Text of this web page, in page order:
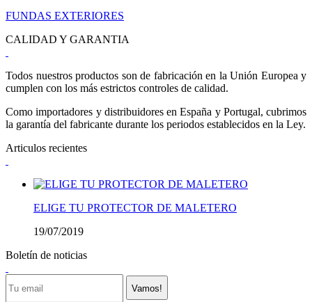
FUNDAS EXTERIORES
CALIDAD Y GARANTIA
Todos nuestros productos son de fabricación en la Unión Europea y
cumplen con los más estrictos controles de calidad.
Como importadores y distribuidores en España y Portugal, cubrimos
la garantía del fabricante durante los periodos establecidos en la Ley.
Articulos recientes
ELIGE TU PROTECTOR DE MALETERO
19/07/2019
Boletín de noticias
Vamos!